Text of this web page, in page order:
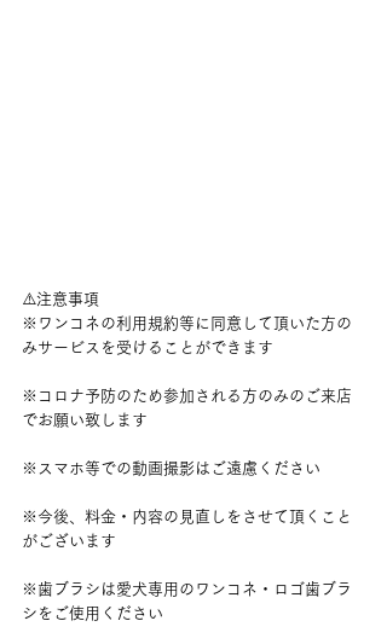
⚠️注意事項
※ワンコネの利用規約等に同意して頂いた方の
みサービスを受けることができます
※コロナ予防のため参加される方のみのご来店
でお願い致します
※スマホ等での動画撮影はご遠慮ください
※今後、料金・内容の見直しをさせて頂くこと
がございます
※歯ブラシは愛犬専用のワンコネ・ロゴ歯ブラ
シをご使用ください